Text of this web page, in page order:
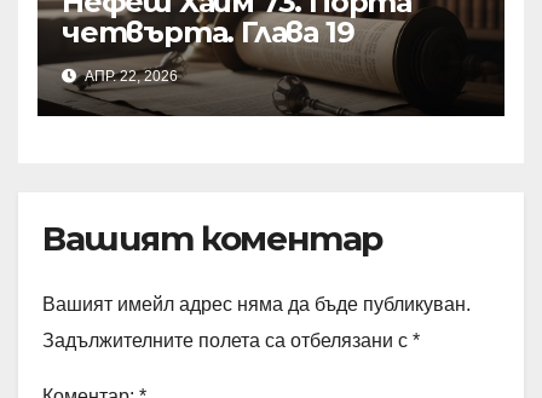
четвърта. Глава 19
АПР. 22, 2026
Вашият коментар
Вашият имейл адрес няма да бъде публикуван.
Задължителните полета са отбелязани с *